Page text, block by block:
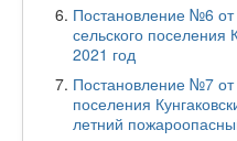
Постановление №6
сельского поселения
2021 год
Постановление №7 от
поселения
летний